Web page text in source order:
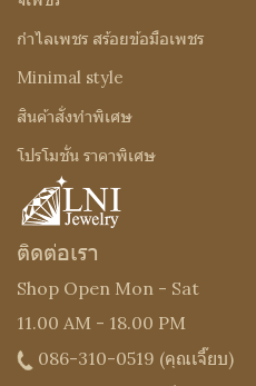
กำไลเพชร สร้อยข้อมือเพชร
Minimal style
สินค้าสั่งทำพิเศษ
โปรโมชั่น ราคาพิเศษ
ติดต่อเรา
Shop Open Mon - Sat
11.00 AM - 18.00 PM
086-310-0519 (คุณเจี๊ยบ)